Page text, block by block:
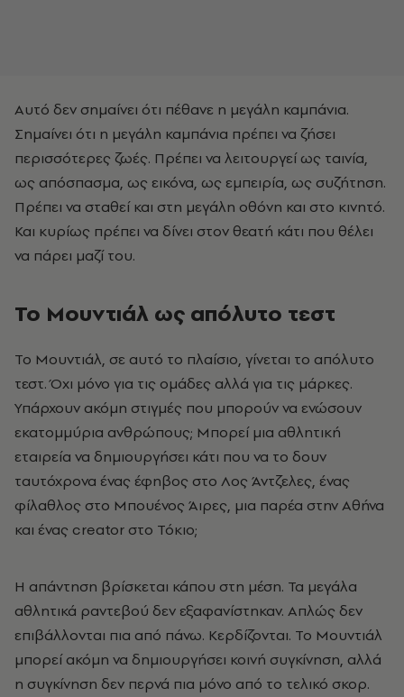
Αυτό δεν σημαίνει ότι πέθανε η μεγάλη καμπάνια.
Σημαίνει ότι η μεγάλη καμπάνια πρέπει να ζήσει
περισσότερες ζωές. Πρέπει να λειτουργεί ως ταινία,
ως απόσπασμα, ως εικόνα, ως εμπειρία, ως συζήτηση.
Πρέπει να σταθεί και στη μεγάλη οθόνη και στο κινητό.
Και κυρίως πρέπει να δίνει στον θεατή κάτι που θέλει
να πάρει μαζί του.
Το Μουντιάλ ως απόλυτο τεστ
Το Μουντιάλ, σε αυτό το πλαίσιο, γίνεται το απόλυτο
τεστ. Όχι μόνο για τις ομάδες αλλά για τις μάρκες.
Υπάρχουν ακόμη στιγμές που μπορούν να ενώσουν
εκατομμύρια ανθρώπους; Μπορεί μια αθλητική
εταιρεία να δημιουργήσει κάτι που να το δουν
ταυτόχρονα ένας έφηβος στο Λος Άντζελες, ένας
φίλαθλος στο Μπουένος Άιρες, μια παρέα στην Αθήνα
και ένας creator στο Τόκιο;
Η απάντηση βρίσκεται κάπου στη μέση. Τα μεγάλα
αθλητικά ραντεβού δεν εξαφανίστηκαν. Απλώς δεν
επιβάλλονται πια από πάνω. Κερδίζονται. Το Μουντιάλ
μπορεί ακόμη να δημιουργήσει κοινή συγκίνηση, αλλά
η συγκίνηση δεν περνά πια μόνο από το τελικό σκορ.